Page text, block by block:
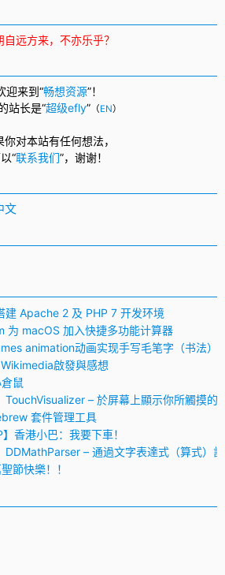
自远方来，不亦乐乎？
迎来到“畅想资源”！
站长是“超级efly” （EN）
你对本站有任何想法，
“联系我们”， 谢谢！
文
建 Apache 2 及 PHP 7 开发环境
为 macOS 加入快捷多功能计算器
animation动画实现手写毛笔字（书法）
啟發與感想
鼠
TouchVisualizer – 於屏幕上顯示你所觸摸的
套件管理工具
香港小巴：我要下車！
DDMathParser – 通過文字表達式（算式）
節快樂！！